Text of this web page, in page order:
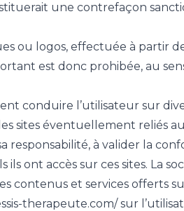
une contrefaçon
ou logos, effectuée à partir
est donc prohibée, au
conduire l’utilisateur sur
sites éventuellement reliés
responsabilité, à valider la
ont accès sur ces sites. La
et services offerts
therapeute.com/ sur